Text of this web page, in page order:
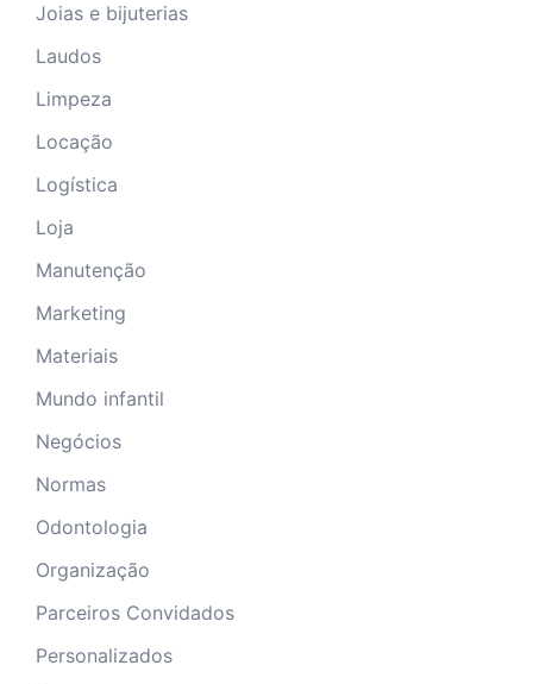
Joias e bijuterias
Laudos
Limpeza
Locação
Logística
Loja
Manutenção
Marketing
Materiais
Mundo infantil
Negócios
Normas
Odontologia
Organização
Parceiros Convidados
Personalizados